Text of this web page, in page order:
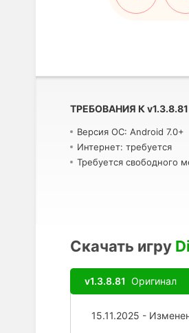
ТРЕБОВАНИЯ К v1.3.8.81
Версия ОС: Android 7.0+
Интернет: требуется
Требуется свободного
Скачать игру
v1.3.8.81 Оригинал
15.11.2025 -